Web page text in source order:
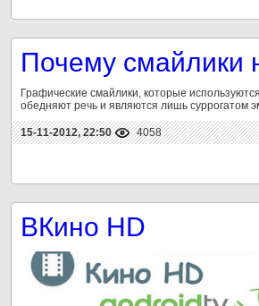
Почему смайлики
Графические смайлики, которые
обедняют речь и являются лишь суррогатом
15-11-2012, 22:50 4058
ВКино HD